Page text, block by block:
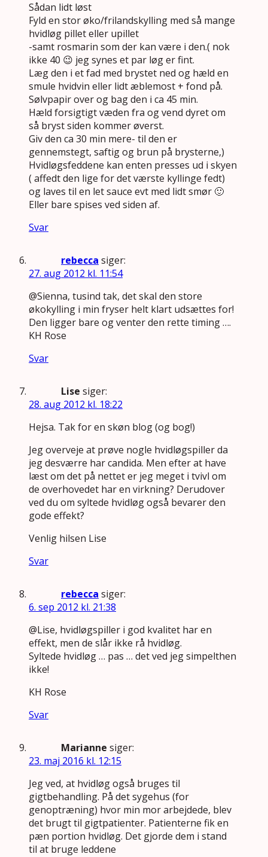
Sådan lidt løst
Fyld en stor øko/frilandskylling med så mange
hvidløg pillet eller upillet
-samt rosmarin som der kan være i den.( nok
ikke 40 😉 jeg synes et par løg er fint.
Læg den i et fad med brystet ned og hæld en
smule hvidvin eller lidt æblemost + fond på.
Sølvpapir over og bag den i ca 45 min.
Hæld forsigtigt væden fra og vend dyret om
så bryst siden kommer øverst.
Giv den ca 30 min mere- til den er
gennemstegt, saftig og brun på brysterne,)
Hvidløgsfeddene kan enten presses ud i skyen
( affedt den lige for det værste kyllinge fedt)
og laves til en let sauce evt med lidt smør 🙂
Eller bare spises ved siden af.
Svar
rebecca siger:
27. aug 2012 kl. 11:54
@Sienna, tusind tak, det skal den store
økokylling i min fryser helt klart udsættes for!
Den ligger bare og venter den rette timing ….
KH Rose
Svar
Lise siger:
28. aug 2012 kl. 18:22
Hejsa. Tak for en skøn blog (og bog!)
Jeg overveje at prøve nogle hvidløgspiller da
jeg desværre har candida. Men efter at have
læst om det på nettet er jeg meget i tvivl om
de overhovedet har en virkning? Derudover
ved du om syltede hvidløg også bevarer den
gode effekt?
Venlig hilsen Lise
Svar
rebecca siger:
6. sep 2012 kl. 21:38
@Lise, hvidløgspiller i god kvalitet har en
effekt, men de slår ikke rå hvidløg.
Syltede hvidløg … pas … det ved jeg simpelthen
ikke!
KH Rose
Svar
Marianne siger:
23. maj 2016 kl. 12:15
Jeg ved, at hvidløg også bruges til
gigtbehandling. På det sygehus (for
genoptræning) hvor min mor arbejdede, blev
det brugt til gigtpatienter. Patienterne fik en
pæn portion hvidløg. Det gjorde dem i stand
til at bruge leddene